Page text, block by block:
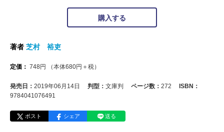
購入する
著者 芝村 裕吏
定価： 748円 （本体680円＋税）
発売日： 2019年06月14日 判型： 文庫判 ページ数： 272
ISBN：
9784041076491
ポスト シェア 送る